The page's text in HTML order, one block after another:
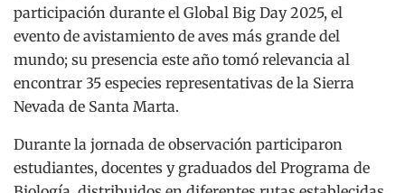
participación durante el Global Big Day 2025, el
evento de avistamiento de aves más grande del
mundo; su presencia este año tomó relevancia al
encontrar 35 especies representativas de la Sierra
Nevada de Santa Marta.
Durante la jornada de observación participaron
estudiantes, docentes y graduados del Programa de